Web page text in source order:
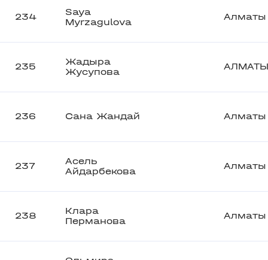
234
Saya
Myrzagulova
Алматы
235
Жадыра
Жусупова
АЛМАТЫ
236 Сана Жандай Алматы
237
Асель
Айдарбекова
Алматы
238
Клара
Перманова
Алматы